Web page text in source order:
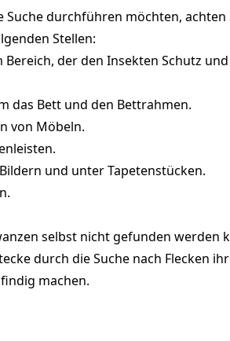
Suche durchführen möchten, achten
Stellen:
Bereich, der den Insekten Schutz
das Bett und den Bettrahmen.
von Möbeln.
und unter Tapetenstücken.
selbst nicht gefunden werden
durch die Suche nach Flecken
machen.